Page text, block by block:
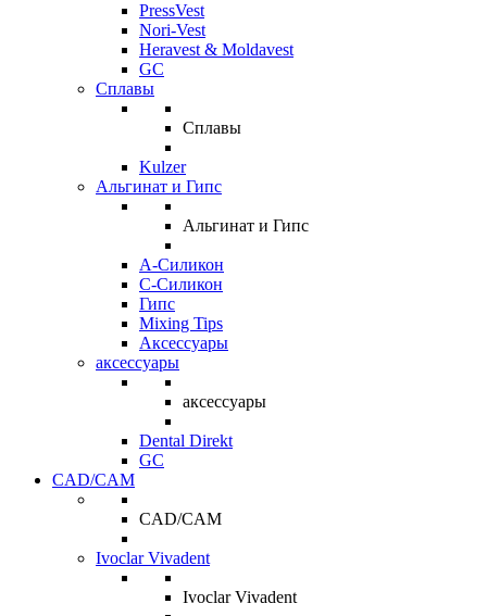
PressVest
Nori-Vest
Heravest & Moldavest
GC
Сплавы
Сплавы
Kulzer
Альгинат и Гипс
Альгинат и Гипс
A-Силикон
C-Силикон
Гипс
Mixing Tips
Аксессуары
аксессуары
аксессуары
Dental Direkt
GC
CAD/CAM
CAD/CAM
Ivoclar Vivadent
Ivoclar Vivadent